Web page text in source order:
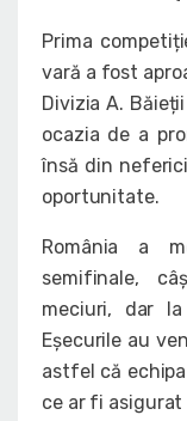
Prima
vară a fost
Divizia A.
ocazia de a
însă din
oportunitate.
România a
semifinale,
meciuri, dar
Eșecurile au
astfel că
ce ar fi asigurat